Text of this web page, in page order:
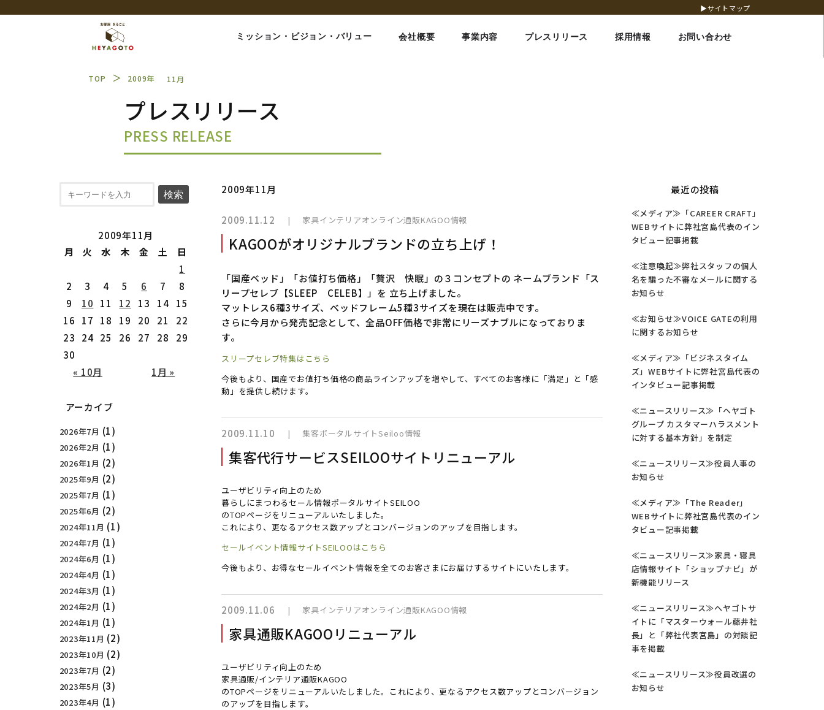
▶サイトマップ
ミッション・ビジョン・バリュー 会社概要 事業内容 プレスリリース 採用情報 お問い合わせ
TOP ＞ 2009年 11月
プレスリリース
PRESS RELEASE
検索
2009年11月
月
火 水 木 金 土 日
« 10月 1月 »
1
2
3 4 5 6 7
8
9
10 11 12 13 14 15
16
17 18 19 20 21
22
23
24 25 26 27 28
29
30
アーカイブ
2026年7月 (1)
2026年2月 (1)
2026年1月 (2)
2025年9月 (2)
2025年7月 (1)
2025年6月 (2)
2024年11月 (1)
2024年7月 (1)
2024年6月 (1)
2024年4月 (1)
2024年3月 (1)
2024年2月 (1)
2024年1月 (1)
2023年11月 (2)
2023年10月 (2)
2023年7月 (2)
2023年5月 (3)
2023年4月 (1)
2009年11月
2009.11.12 | 家具インテリアオンライン通販KAGOO情報
KAGOOがオリジナルブランドの立ち上げ！
「国産ベッド」「お値打ち価格」「贅沢 快眠」の３コンセプトの ネームブランド「ス
リープセレブ【SLEEP CELEB】」を 立ち上げました。
マットレス6種3サイズ、ベッドフレーム5種3サイズを現在は販売中です。
さらに今月から発売記念として、全品OFF価格で非常にリーズナブルになっておりま
す。
スリープセレブ特集はこちら
今後もより、国産でお値打ち価格の商品ラインアップを増やして、すべてのお客様に「満足」と「感
動」を提供し続けます。
2009.11.10 | 集客ポータルサイトSeiloo情報
集客代行サービスSEILOOサイトリニューアル
ユーザビリティ向上のため
暮らしにまつわるセール情報ポータルサイトSEILOO
のTOPページをリニューアルいたしました。
これにより、更なるアクセス数アップとコンバージョンのアップを目指します。
セールイベント情報サイトSEILOOはこちら
今後もより、お得なセールイベント情報を全てのお客さまにお届けするサイトにいたします。
2009.11.06 | 家具インテリアオンライン通販KAGOO情報
家具通販KAGOOリニューアル
ユーザビリティ向上のため
家具通販/インテリア通販KAGOO
のTOPページをリニューアルいたしました。これにより、更なるアクセス数アップとコンバージョン
のアップを目指します。
最近の投稿
≪メディア≫「CAREER CRAFT」
WEBサイトに弊社宮島代表のイン
タビュー記事掲載
≪注意喚起≫弊社スタッフの個人
名を騙った不審なメールに関する
お知らせ
≪お知らせ≫VOICE GATEの利用
に関するお知らせ
≪メディア≫「ビジネスタイム
ズ」WEBサイトに弊社宮島代表の
インタビュー記事掲載
≪ニュースリリース≫「ヘヤゴト
グループ カスタマーハラスメント
に対する基本方針」を制定
≪ニュースリリース≫役員人事の
お知らせ
≪メディア≫「The Reader」
WEBサイトに弊社宮島代表のイン
タビュー記事掲載
≪ニュースリリース≫家具・寝具
店情報サイト「ショップナビ」が
新機能リリース
≪ニュースリリース≫ヘヤゴトサ
イトに「マスターウォール藤井社
長」と「弊社代表宮島」の対談記
事を掲載
≪ニュースリリース≫役員改選の
お知らせ